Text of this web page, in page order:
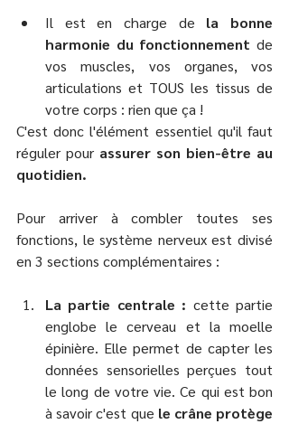
Il est en charge de la bonne
harmonie du fonctionnement de
vos muscles, vos organes, vos
articulations et TOUS les tissus de
votre corps : rien que ça !
C'est donc l'élément essentiel qu'il faut
réguler pour assurer son bien-être au
quotidien.
Pour arriver à combler toutes ses
fonctions, le système nerveux est divisé
en 3 sections complémentaires :
La partie centrale : cette partie
englobe le cerveau et la moelle
épinière. Elle permet de capter les
données sensorielles perçues tout
le long de votre vie. Ce qui est bon
à savoir c'est que le crâne protège